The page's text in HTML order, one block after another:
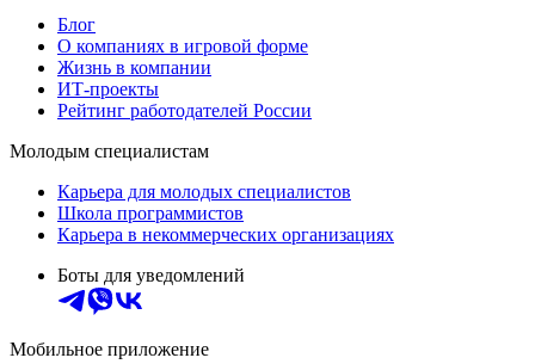
Блог
О компаниях в игровой форме
Жизнь в компании
ИТ-проекты
Рейтинг работодателей России
Молодым специалистам
Карьера для молодых специалистов
Школа программистов
Карьера в некоммерческих организациях
Боты для уведомлений
Мобильное приложение